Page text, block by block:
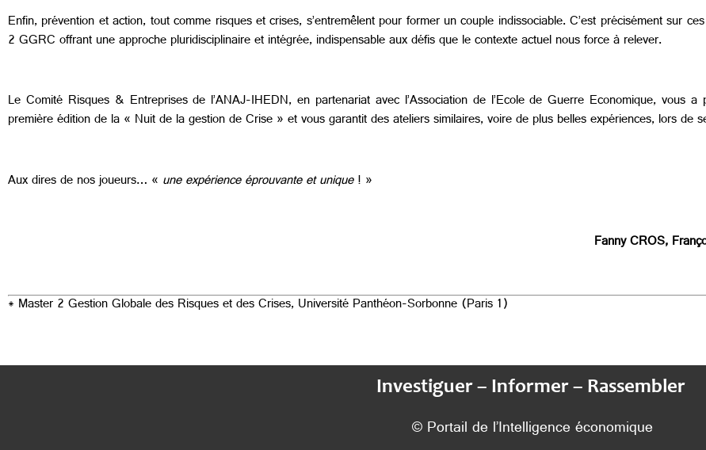
Enfin, prévention et action, tout comme risques et crises, s’entremêlent pour former un couple indissociable. C’est précisément sur
2 GGRC offrant une approche pluridisciplinaire et intégrée, indispensable aux défis que le contexte actuel nous force à relever.
Le Comité Risques & Entreprises de l’ANAJ-IHEDN, en partenariat avec l’Association de l’Ecole de Guerre Economique, vous
première édition de la « Nuit de la gestion de Crise » et vous garantit des ateliers similaires, voire de plus belles expériences, lors de
Aux dires de nos joueurs… « une expérience éprouvante et unique! »
Fanny CROS,
* Master 2 Gestion Globale des Risques et des Crises, Université Panthéon-Sorbonne (Paris 1)
Investiguer – Informer – Rassembler
© Portail de l’Intelligence économique